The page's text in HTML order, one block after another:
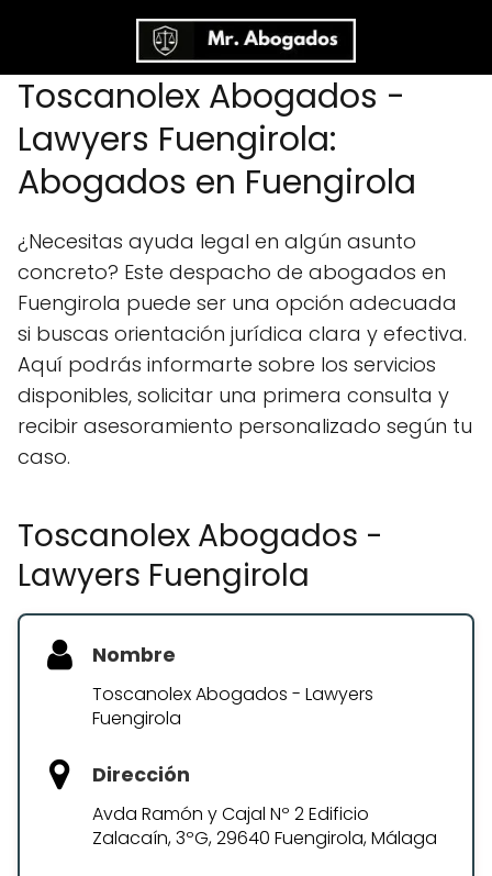
Toscanolex Abogados -
Lawyers Fuengirola:
Abogados en Fuengirola
¿Necesitas ayuda legal en algún asunto
concreto? Este despacho de abogados en
Fuengirola puede ser una opción adecuada
si buscas orientación jurídica clara y efectiva.
Aquí podrás informarte sobre los servicios
disponibles, solicitar una primera consulta y
recibir asesoramiento personalizado según tu
caso.
Toscanolex Abogados -
Lawyers Fuengirola
Nombre
Toscanolex Abogados - Lawyers
Fuengirola
Dirección
Avda Ramón y Cajal Nº 2 Edificio
Zalacaín, 3ºG, 29640 Fuengirola, Málaga